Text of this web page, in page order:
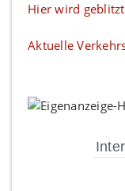
Hier wird geblitzt
Aktuelle